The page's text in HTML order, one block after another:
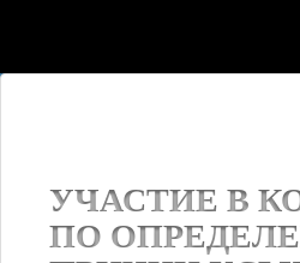
УЧАСТИЕ В
ПО